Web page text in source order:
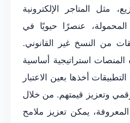
مثل المتاجر الإلكترونية
المحمولة، عنصرًا حيويًا في
من النسخ غير القانوني.
المنصات استراتيجية أساسية
أخذها بعين الاعتبار
وتعزيز قيمتهم. من خلال
يمكن تعزيز ملامح